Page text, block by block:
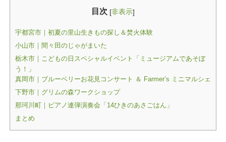
目次 [非表示]
宇都宮市｜初夏の里山生きもの探し＆焚火体験
小山市｜間々田のじゃがまいた
栃木市｜こどもの日スペシャルイベント「ミュージアムであそぼ
う！」
真岡市｜ブルーベリーお花見コンサート ＆ Farmer’s ミニマルシェ
下野市｜グリムの森ワークショップ
那珂川町｜ピアノ連弾演奏会「14ひきのあさごはん」
まとめ